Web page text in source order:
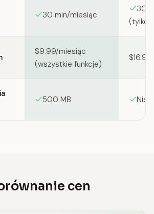
30 min/miesiąc
300
(tylko
$9.99/miesiąc
(wszystkie funkcje)
500 MB
cen